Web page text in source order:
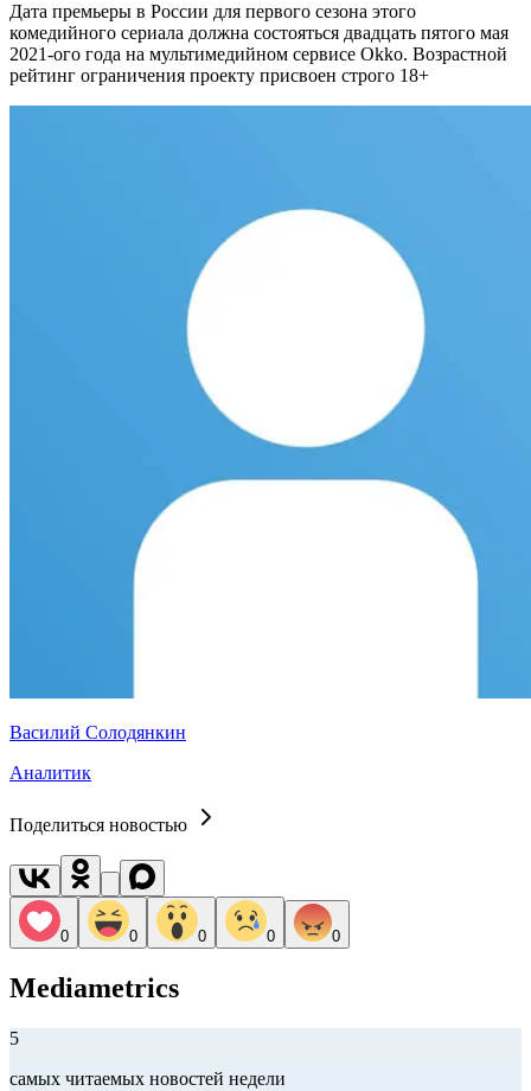
Дата премьеры в России для первого сезона этого
комедийного сериала должна состояться двадцать пятого мая
2021-ого года на мультимедийном сервисе Okko. Возрастной
рейтинг ограничения проекту присвоен строго 18+
Василий Солодянкин
Аналитик
Поделиться новостью
0 0 0 0 0
Mediametrics
5
самых читаемых новостей недели